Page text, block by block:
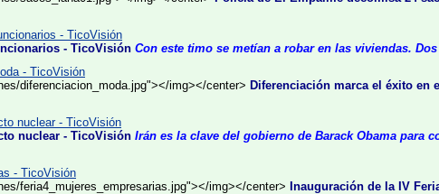
- TicoVisión
- TicoVisión Con este timo se metían a robar en las viviendas.
- TicoVisión
diferenciacion_moda.jpg"></img></center> Diferenciación marca el éxito en
nuclear - TicoVisión
nuclear - TicoVisión Irán es la clave del gobierno de Barack Obama para
- TicoVisión
feria4_mujeres_empresarias.jpg"></img></center> Inauguración de la IV